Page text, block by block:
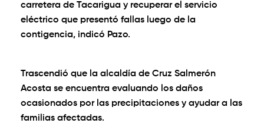
carretera de Tacarigua y recuperar el servicio
eléctrico que presentó fallas luego de la
contigencia, indicó Pazo.
Trascendió que la alcaldía de Cruz Salmerón
Acosta se encuentra evaluando los daños
ocasionados por las precipitaciones y ayudar a las
familias afectadas.